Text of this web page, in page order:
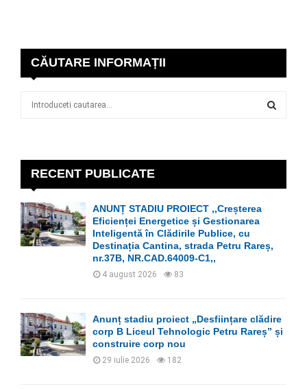
CĂUTARE INFORMAȚII
r
:
E
A
C
RECENT PUBLICATE
ANUNȚ STADIU PROIECT ,,Creșterea
Eficienței Energetice și Gestionarea
Inteligentă în Clădirile Publice, cu
Destinația Cantina, strada Petru Rareș,
nr.37B, NR.CAD.64009-C1,,
4 august 2026 83
Anunț stadiu proiect „Desființare clădire
corp B Liceul Tehnologic Petru Rareș” și
construire corp nou
29 iulie 2026 182